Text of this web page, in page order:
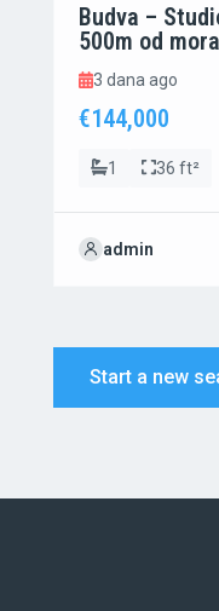
Budva –
500m od mora
3 dana ago
€144,000
1 36 ft²
admin
Start a new